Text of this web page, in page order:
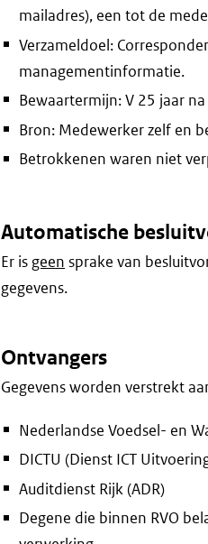
mailadres), een tot de
Verzameldoel:
managementinformatie.
Bewaartermijn: V 25 jaar
Bron: Medewerker zelf en
Betrokkenen waren niet
Automatische
Er is geen sprake van
gegevens.
Ontvangers
Gegevens worden verstrekt
Nederlandse Voedsel- en
DICTU (Dienst ICT
Auditdienst Rijk (ADR)
Degene die binnen RVO